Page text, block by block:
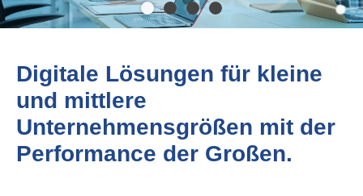
Digitale Lösungen für kleine
und mittlere
Unternehmensgrößen mit der
Performance der Großen.